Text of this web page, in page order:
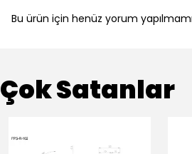
Bu ürün için henüz yorum
Çok Satanlar